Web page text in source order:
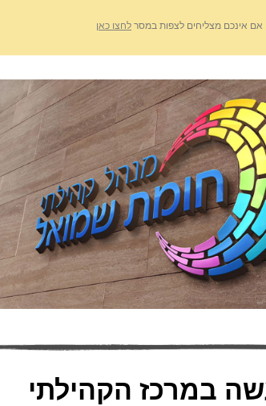
אם אינכם מצליחים לצפות במסר לחצו כאן
במרכז הקהילתי